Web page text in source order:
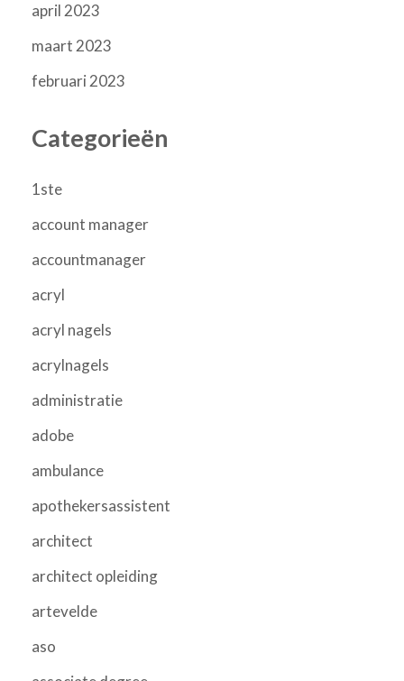
april 2023
maart 2023
februari 2023
Categorieën
1ste
account manager
accountmanager
acryl
acryl nagels
acrylnagels
administratie
adobe
ambulance
apothekersassistent
architect
architect opleiding
artevelde
aso